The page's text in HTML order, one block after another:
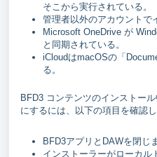
そこから実行されている。
管理者以外のアカウントで
Microsoft OneDrive が
と同期されている。
iCloudはmacOSの「
る。
BFD3 コンテンツのインストー
にするには、以下の項目を確認し
BFD3アプリとDAWを閉じ
インストーラーがローカル